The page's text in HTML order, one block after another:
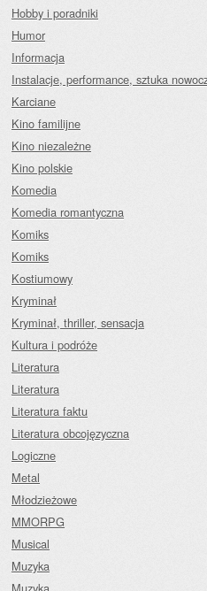
Hobby i poradniki
Humor
Informacja
Instalacje, performance, sztuka
Karciane
Kino familijne
Kino niezależne
Kino polskie
Komedia
Komedia romantyczna
Komiks
Komiks
Kostiumowy
Kryminał
Kryminał, thriller, sensacja
Kultura i podróże
Literatura
Literatura
Literatura faktu
Literatura obcojęzyczna
Logiczne
Metal
Młodzieżowe
MMORPG
Musical
Muzyka